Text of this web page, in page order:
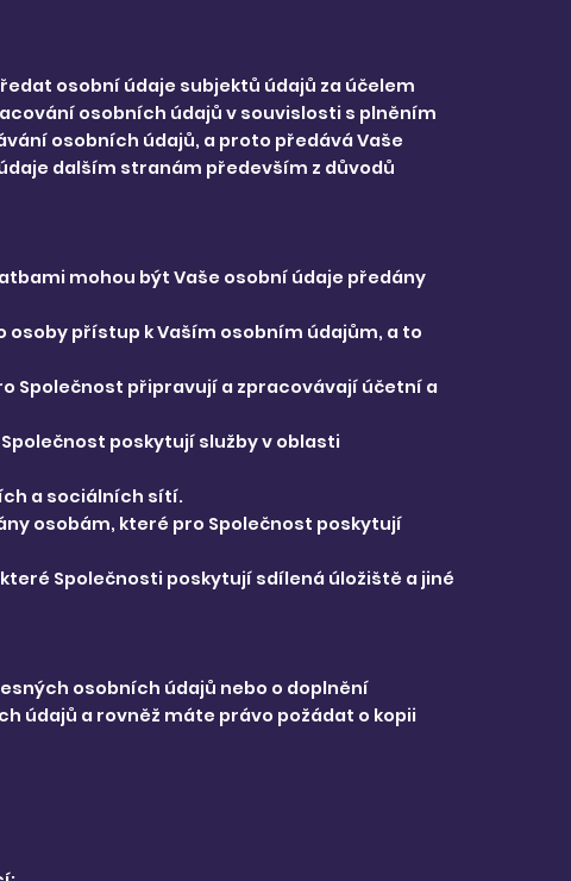
osobní údaje subjektů údajů za účelem
osobních údajů v souvislosti s plněním
osobních údajů, a proto předává Vaše
dalším stranám především z důvodů
mohou být Vaše osobní údaje předány
přístup k Vaším osobním údajům, a to
Společnost připravují a zpracovávají účetní a
poskytují služby v oblasti
a sociálních sítí.
osobám, které pro Společnost poskytují
Společnosti poskytují sdílená úložiště a jiné
osobních údajů nebo o doplnění
údajů a rovněž máte právo požádat o kopii